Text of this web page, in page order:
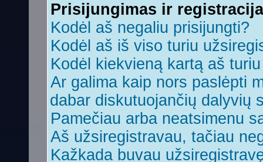
Prisijungimas ir registracija
Kodėl aš negaliu prisijungti?
Kodėl aš iš viso turiu
Kodėl kiekvieną kartą aš
Ar galima kaip nors paslėpti
dabar diskutuojančių dalyvių
Pamečiau arba neatsimenu
Aš užsiregistravau, tačiau
Kažkada buvau